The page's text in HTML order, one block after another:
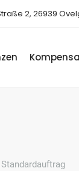
2, 26939
Standardauftrag